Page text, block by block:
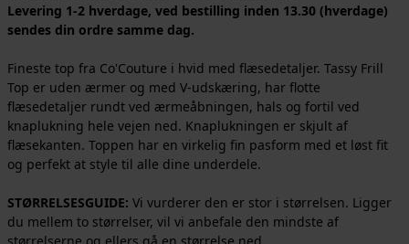
Levering 1-2 hverdage, ved bestilling inden 13.30 (hverdage)
sendes din ordre samme dag.
Fineste top fra Co'Couture i hvid med flæsedetaljer. Tassy Frill
Top er uden ærmer og med V-udskæring, har flotte
flæsedetaljer rundt ved ærmeåbningen, hals og fortil ved
knaplukning hele vejen ned. Knaplukningen er skjult af
flæsekanten. Toppen har en virkelig fin pasform med et løst fit
og perfekt at style til alle dine underdele.
STØRRELSESGUIDE: Vi vurderer den er stor i størrelsen. Ligger
du mellem to størrelser, vil vi anbefale den mindste af